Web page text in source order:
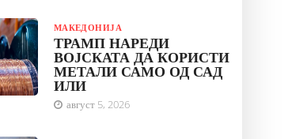
МАКЕДОНИЈА
ТРАМП НАРЕДИ
ВОЈСКАТА ДА КОРИСТИ
МЕТАЛИ САМО ОД САД
ИЛИ
август 5, 2026